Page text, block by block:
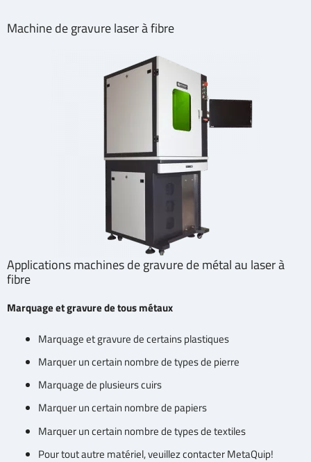
Machine de gravure laser à fibre
Applications machines de gravure de métal au laser à
fibre
Marquage et gravure de tous métaux
Marquage et gravure de certains plastiques
Marquer un certain nombre de types de pierre
Marquage de plusieurs cuirs
Marquer un certain nombre de papiers
Marquer un certain nombre de types de textiles
Pour tout autre matériel, veuillez contacter MetaQuip!